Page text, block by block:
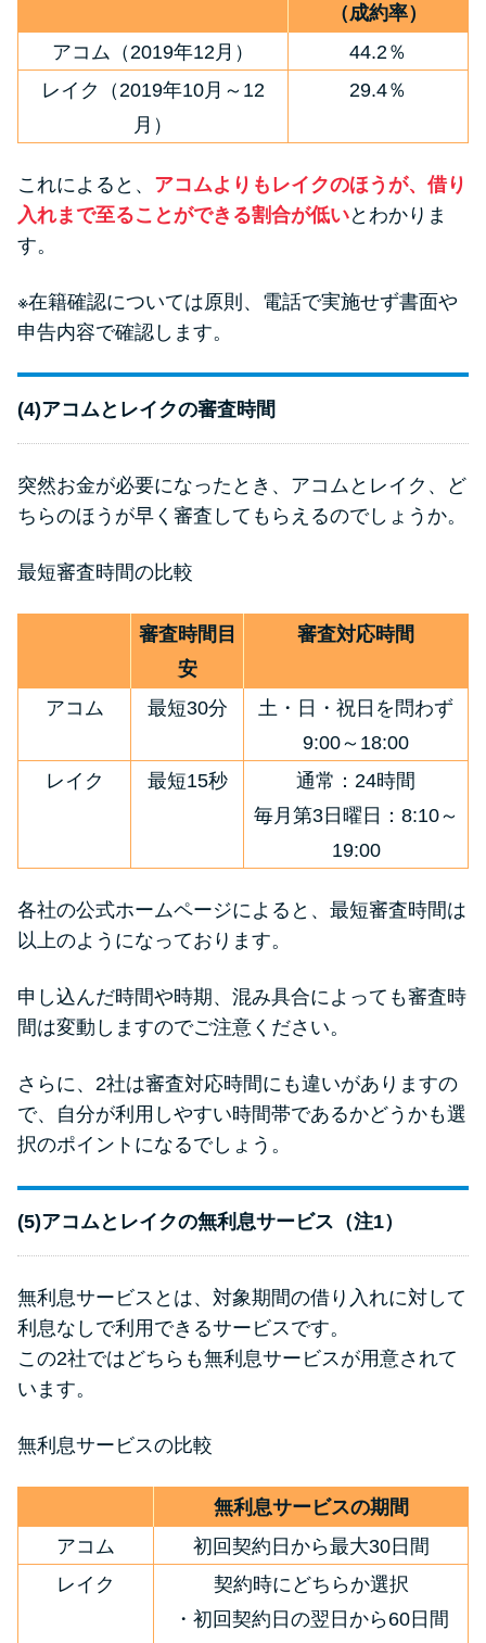
（成約率）
アコム（2019年12月）
44.2％
レイク（2019年10月～12
月）
29.4％
これによると、 アコムよりもレイクのほうが、借り
入れまで至ることができる割合が低いとわかりま
す。
※在籍確認については原則、電話で実施せず書面や
申告内容で確認します。
(4)アコムとレイクの審査時間
突然お金が必要になったとき、アコムとレイク、ど
ちらのほうが早く審査してもらえるのでしょうか。
最短審査時間の比較
審査時間目
安
審査対応時間
アコム 最短30分
土・日・祝日を問わず
9:00～18:00
レイク
最短15秒
通常：24時間
毎月第3日曜日：8:10～
19:00
各社の公式ホームページによると、最短審査時間は
以上のようになっております。
申し込んだ時間や時期、混み具合によっても審査時
間は変動しますのでご注意ください。
さらに、2社は審査対応時間にも違いがありますの
で、自分が利用しやすい時間帯であるかどうかも選
択のポイントになるでしょう。
(5)アコムとレイクの無利息サービス（注1）
無利息サービスとは、対象期間の借り入れに対して
利息なしで利用できるサービスです。
この2社ではどちらも無利息サービスが用意されて
います。
無利息サービスの比較
無利息サービスの期間
アコム
初回契約日から最大30日間
レイク
契約時にどちらか選択
・初回契約日の翌日から60日間